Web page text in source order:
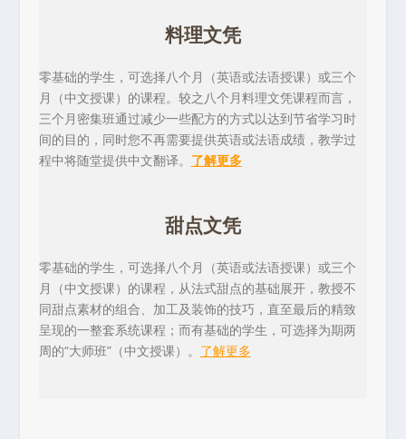
料理文凭
零基础的学生，可选择八个月（英语或法语授课）或三个
月（中文授课）的课程。较之八个月料理文凭课程而言，
三个月密集班通过减少一些配方的方式以达到节省学习时
间的目的，同时您不再需要提供英语或法语成绩，教学过
程中将随堂提供中文翻译。 了解更多
甜点文凭
零基础的学生，可选择八个月（英语或法语授课）或三个
月（中文授课）的课程，从法式甜点的基础展开，教授不
同甜点素材的组合、加工及装饰的技巧，直至最后的精致
呈现的一整套系统课程；而有基础的学生，可选择为期两
周的“大师班”（中文授课）。 了解更多